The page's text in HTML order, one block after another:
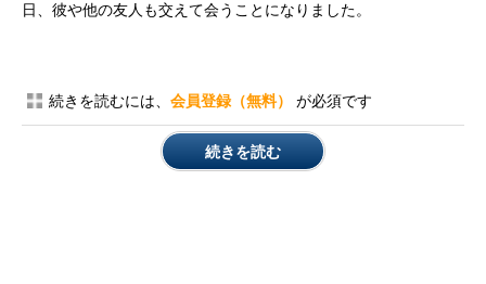
日、彼や他の友人も交えて会うことになりました。
続きを読むには、 会員登録（無料） が必須です
続きを読む